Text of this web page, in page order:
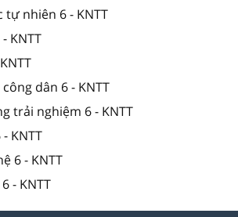
tự nhiên 6 - KNTT
KNTT
dân 6 - KNTT
trải nghiệm 6 - KNTT
KNTT
6 - KNTT
- KNTT